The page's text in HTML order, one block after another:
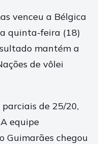
venceu a Bélgica
quinta-feira (18)
mantém a
de vôlei
de 25/20,
equipe
Guimarães chegou